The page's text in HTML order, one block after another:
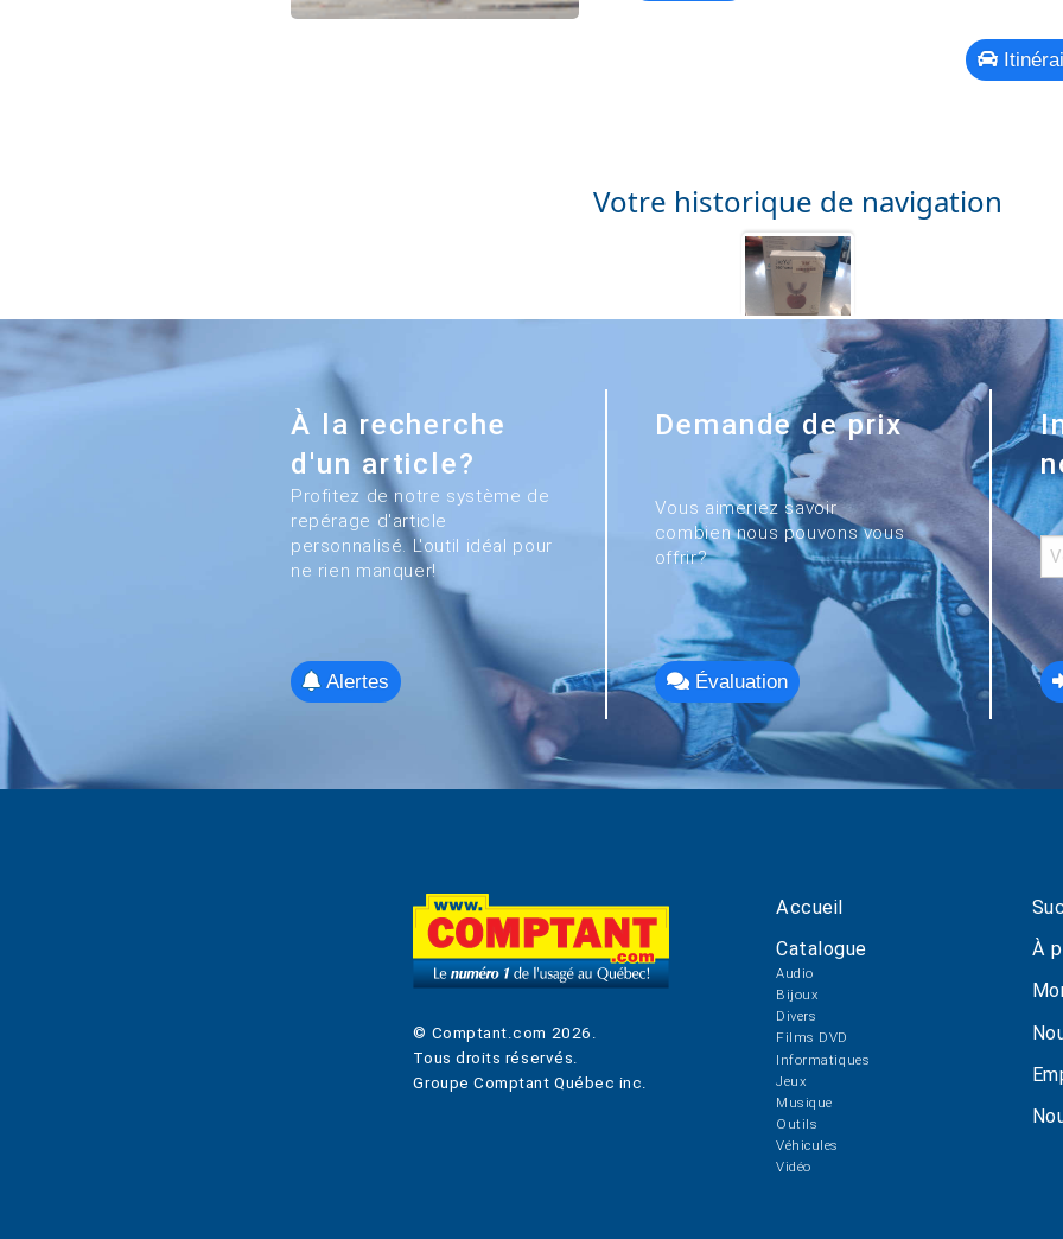
Votre historique de navigation
À la recherche
d'un article?
Profitez de notre système de
repérage d'article
personnalisé. L'outil idéal pour
ne rien manquer!
Alertes
Demande de prix
Vous aimeriez savoir
combien nous pouvons vous
offrir?
Évaluation
© Comptant.com 2026 .
Tous droits réservés.
Groupe Comptant Québec inc.
Accueil
Catalogue
Audio
Bijoux
Divers
Films DVD
Informatiques
Jeux
Musique
Outils
Véhicules
Vidéo
À